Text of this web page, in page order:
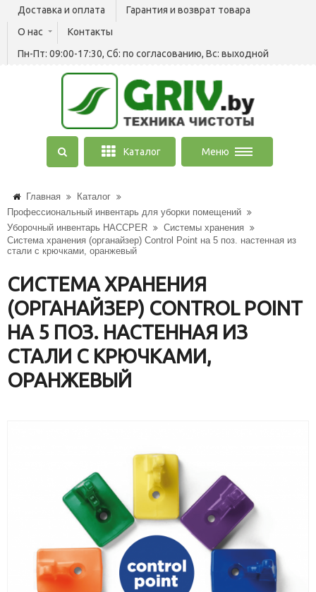
Доставка и оплата
Гарантия и возврат товара
О нас
Контакты
Пн-Пт: 09:00-17:30, Сб: по согласованию, Вс: выходной
Каталог Меню
Главная
Каталог
Профессиональный инвентарь для уборки помещений
Уборочный инвентарь HACCPER
Системы хранения
Система хранения (органайзер) Control Point на 5 поз. настенная из
стали c крючками, оранжевый
СИСТЕМА ХРАНЕНИЯ
(ОРГАНАЙЗЕР) CONTROL POINT
НА 5 ПОЗ. НАСТЕННАЯ ИЗ
СТАЛИ C КРЮЧКАМИ,
ОРАНЖЕВЫЙ